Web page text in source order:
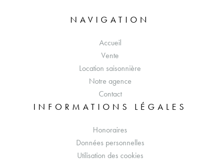
NAVIGATION
Accueil
Vente
Location saisonnière
Notre agence
Contact
INFORMATIONS LÉGALES
Honoraires
Données personnelles
Utilisation des cookies